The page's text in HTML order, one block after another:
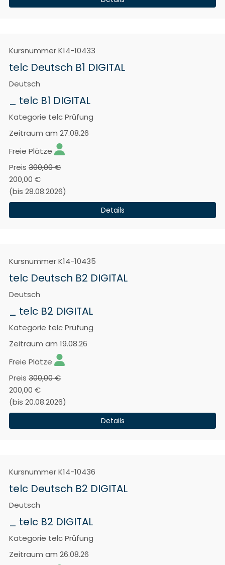
KursnummerK14-10433
telc Deutsch B1 DIGITAL
Deutsch
_ telc B1 DIGITAL
Kategorie telc Prüfung
Zeitraum am 27.08.26
Freie Plätze
Preis 300,00 €
200,00 €
(bis 28.08.2026)
Details
KursnummerK14-10435
telc Deutsch B2 DIGITAL
Deutsch
_ telc B2 DIGITAL
Kategorie telc Prüfung
Zeitraum am 19.08.26
Freie Plätze
Preis 300,00 €
200,00 €
(bis 20.08.2026)
Details
KursnummerK14-10436
telc Deutsch B2 DIGITAL
Deutsch
_ telc B2 DIGITAL
Kategorie telc Prüfung
Zeitraum am 26.08.26